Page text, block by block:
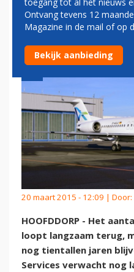
LAGE
FOKKER
20 maart 2015 - 12:09 | Door:
HOOFDDORP - Het
loopt langzaam terug,
nog tientallen jaren
Services verwacht nog
Ontvang tevens 12
Magazine in de mail of op
Bekijk aanbieding